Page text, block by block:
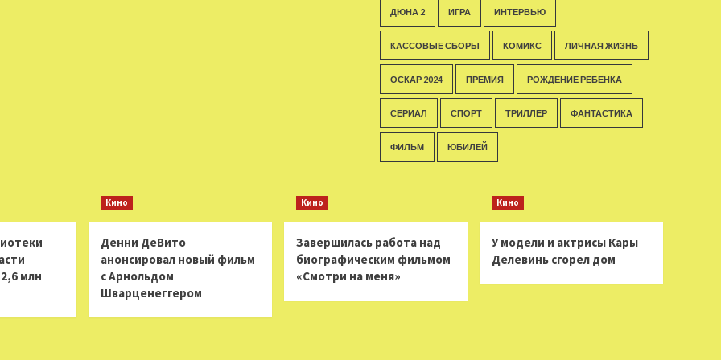
ДЮНА 2 ИГРА ИНТЕРВЬЮ
КАССОВЫЕ СБОРЫ КОМИКС ЛИЧНАЯ ЖИЗНЬ
ОСКАР 2024 ПРЕМИЯ РОЖДЕНИЕ РЕБЕНКА
СЕРИАЛ СПОРТ ТРИЛЛЕР ФАНТАСТИКА
ФИЛЬМ ЮБИЛЕЙ
млн
Кино
Денни ДеВито
анонсировал новый фильм
с Арнольдом
Шварценеггером
Кино
Завершилась работа над
биографическим фильмом
«Смотри на меня»
Кино
У модели и актрисы Кары
Делевинь сгорел дом